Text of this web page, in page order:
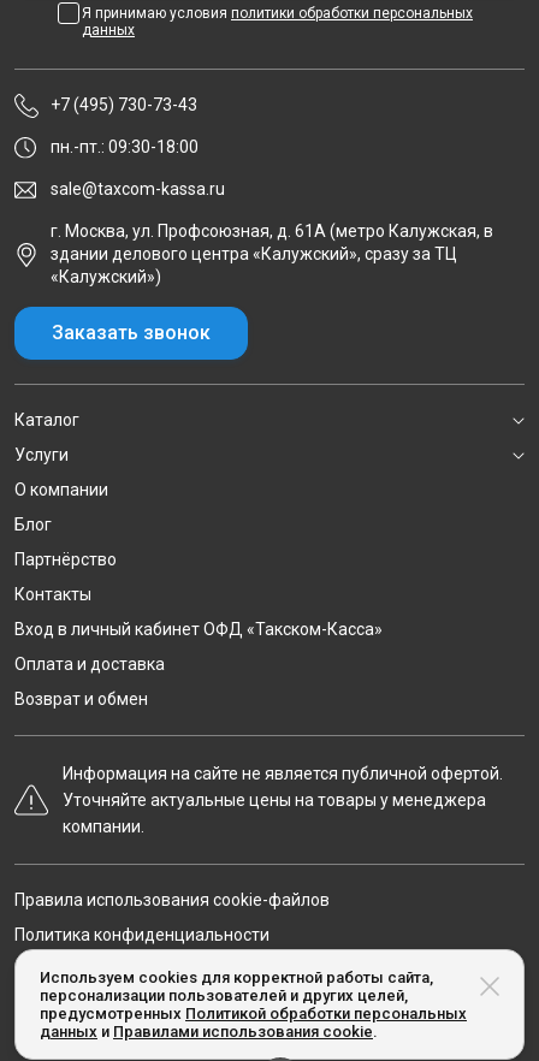
Используем cookies для корректной работы сайта,
персонализации пользователей и других целей,
предусмотренных Политикой обработки персональных
данных и Правилами использования cookie.
Я принимаю условия политики обработки персональных
данных
+7 (495) 730-73-43
пн.-пт.: 09:30-18:00
sale@taxcom-kassa.ru
г. Москва, ул. Профсоюзная, д. 61А (метро Калужская, в
здании делового центра «Калужский», сразу за ТЦ
«Калужский»)
Заказать звонок
Каталог
Услуги
О компании
Блог
Партнёрство
Контакты
Вход в личный кабинет ОФД «Такском-Касса»
Оплата и доставка
Возврат и обмен
Информация на сайте не является публичной офертой.
Уточняйте актуальные цены на товары у менеджера
компании.
© Taxcom-kassa.ru, 2020-2026
Правила использования cookie-файлов
Политика конфиденциальности
Карта сайта